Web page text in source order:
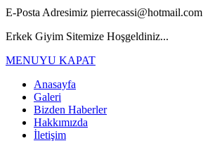
E-Posta Adresimiz pierrecassi@hotmail.com
Erkek Giyim Sitemize Hoşgeldiniz...
MENUYU KAPAT
Anasayfa
Galeri
Bizden Haberler
Hakkımızda
İletişim